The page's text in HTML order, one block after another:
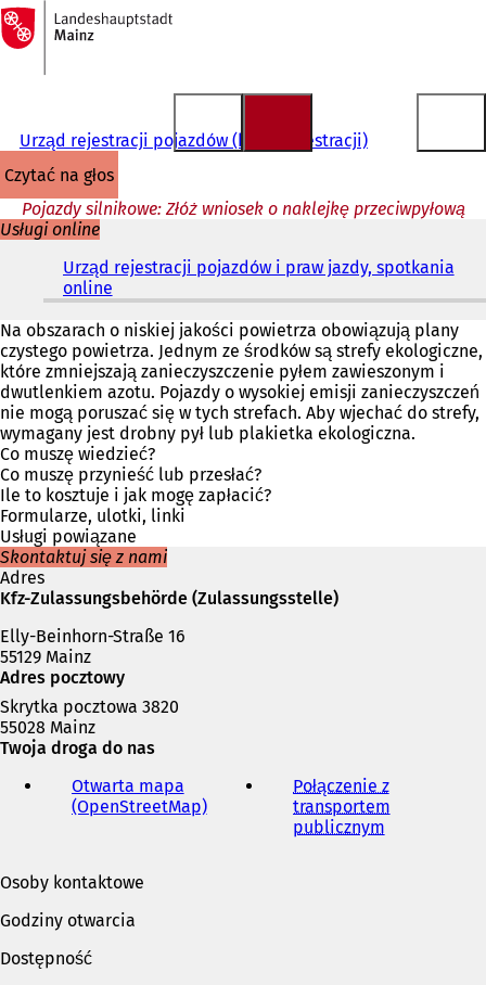
Przejdź do treści
Do
strony
głównej
Urząd rejestracji pojazdów (biuro rejestracji)
czytać na głos
Pojazdy silnikowe: Złóż wniosek o naklejkę przeciwpyłową
Usługi online
Urząd rejestracji pojazdów i praw jazdy, spotkania
online
O
t
w
i
e
r
a
s
i
ę
w
n
o
e
k
r
c
e
Na obszarach o niskiej jakości powietrza obowiązują plany
czystego powietrza. Jednym ze środków są strefy ekologiczne,
które zmniejszają zanieczyszczenie pyłem zawieszonym i
dwutlenkiem azotu. Pojazdy o wysokiej emisji zanieczyszczeń
nie mogą poruszać się w tych strefach. Aby wjechać do strefy,
wymagany jest drobny pył lub plakietka ekologiczna.
Co muszę wiedzieć?
Co muszę przynieść lub przesłać?
Ile to kosztuje i jak mogę zapłacić?
Formularze, ulotki, linki
Usługi powiązane
Skontaktuj się z nami
Adres
Kfz-Zulassungsbehörde (Zulassungsstelle)
Elly-Beinhorn-Straße 16
55129 Mainz
Adres pocztowy
Skrytka pocztowa 3820
55028 Mainz
Twoja droga do nas
Otwarta mapa
(OpenStreetMap)(
Połączenie z
transportem
publicznym
Osoby kontaktowe
Godziny otwarcia
Dostępność